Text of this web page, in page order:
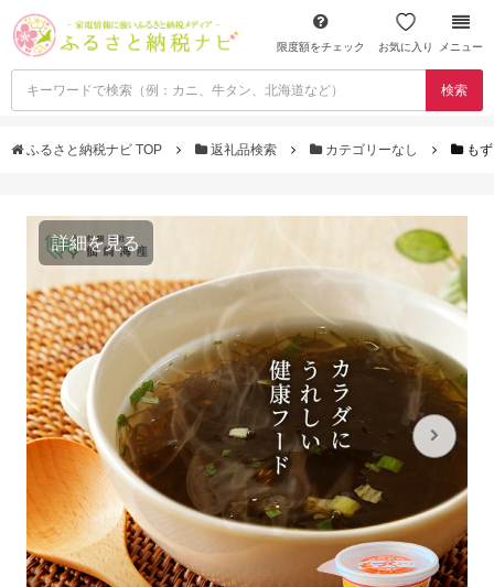
限度額をチェック お気に入り メニュー
検索
ふるさと納税ナビ TOP 返礼品検索 カテゴリーなし も
詳細を見る